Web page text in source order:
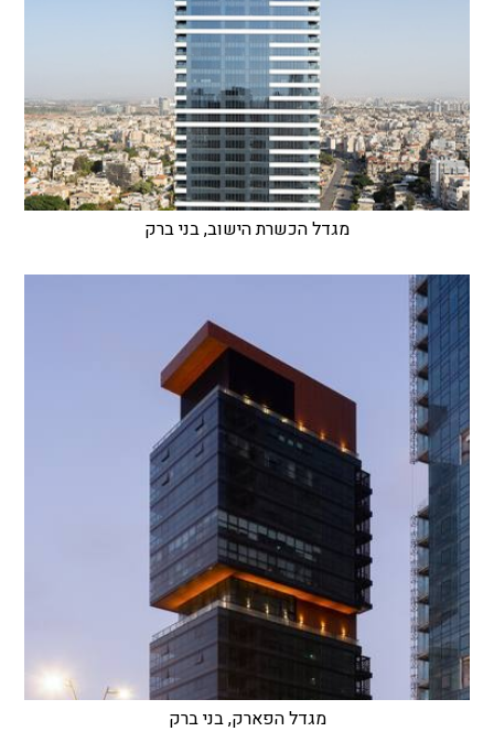
מגדל הכשרת הישוב, בני ברק
מגדל הפארק, בני ברק